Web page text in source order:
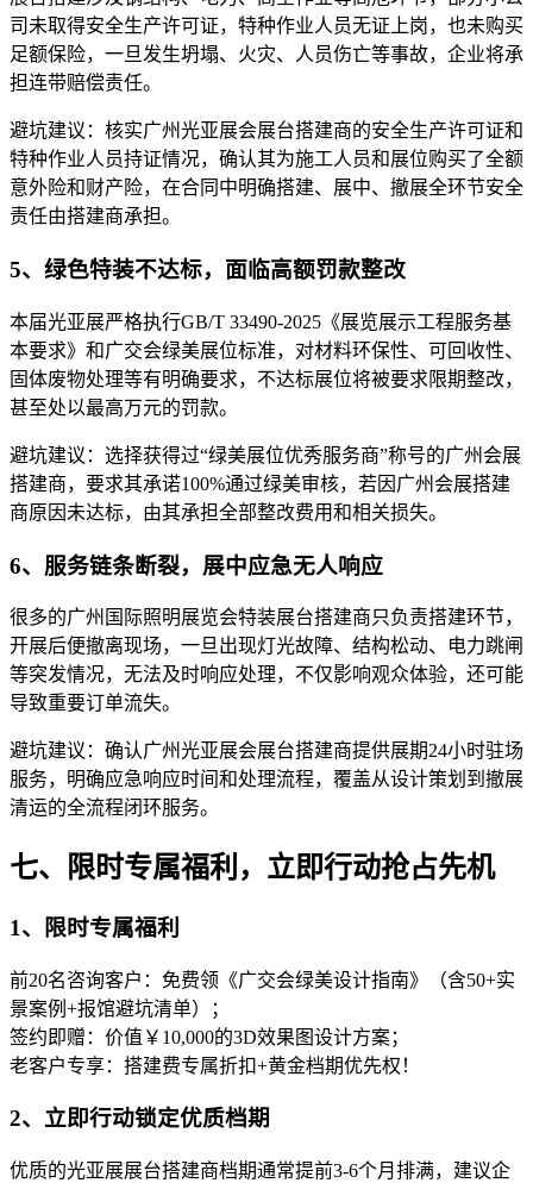
司未取得安全生产许可证，特种作业人员无证上岗，也未购买
足额保险，一旦发生坍塌、火灾、人员伤亡等事故，企业将承
担连带赔偿责任。
避坑建议：核实广州光亚展会展台搭建商的安全生产许可证和
特种作业人员持证情况，确认其为施工人员和展位购买了全额
意外险和财产险，在合同中明确搭建、展中、撤展全环节安全
责任由搭建商承担。
5、绿色特装不达标，面临高额罚款整改
本届光亚展严格执行GB/T 33490-2025《展览展示工程服务基
本要求》和广交会绿美展位标准，对材料环保性、可回收性、
固体废物处理等有明确要求，不达标展位将被要求限期整改，
甚至处以最高万元的罚款。
避坑建议：选择获得过“绿美展位优秀服务商”称号的广州会展
搭建商，要求其承诺100%通过绿美审核，若因广州会展搭建
商原因未达标，由其承担全部整改费用和相关损失。
6、服务链条断裂，展中应急无人响应
很多的广州国际照明展览会特装展台搭建商只负责搭建环节，
开展后便撤离现场，一旦出现灯光故障、结构松动、电力跳闸
等突发情况，无法及时响应处理，不仅影响观众体验，还可能
导致重要订单流失。
避坑建议：确认广州光亚展会展台搭建商提供展期24小时驻场
服务，明确应急响应时间和处理流程，覆盖从设计策划到撤展
清运的全流程闭环服务。
七、限时专属福利，立即行动抢占先机
1、限时专属福利
前20名咨询客户：免费领《广交会绿美设计指南》（含50+实
景案例+报馆避坑清单）；
签约即赠：价值￥10,000的3D效果图设计方案；
老客户专享：搭建费专属折扣+黄金档期优先权！
2、立即行动锁定优质档期
优质的光亚展展台搭建商档期通常提前3-6个月排满，建议企